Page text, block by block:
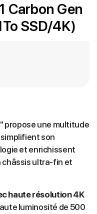
Carbon Gen
SSD/4K)
propose une multitude
son
et enrichissent
châssis ultra-fin et
haute résolution 4K
luminosité de 500